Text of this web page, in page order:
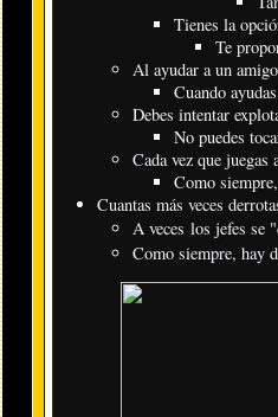
Tienes la
Te
Al ayudar a un
Cuando
Debes intentar
No puedes
Cada vez que
Como
Cuantas más veces
A veces los jefes se
Como siempre, hay